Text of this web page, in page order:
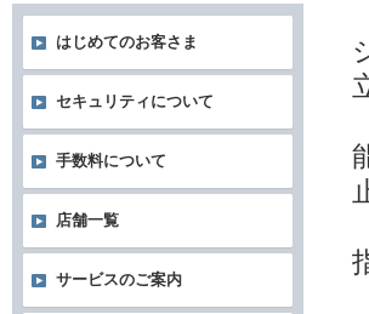
はじめてのお客さま
セキュリティについて
手数料について
店舗一覧
サービスのご案内